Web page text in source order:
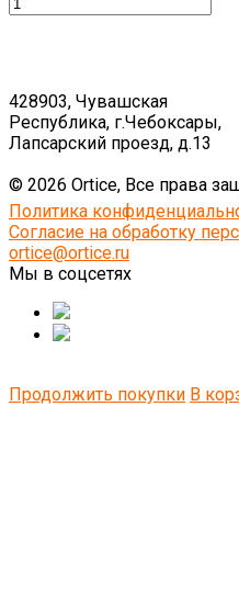
428903, Чувашская
Республика, г.Чебоксары,
Лапсарский проезд, д.13
© 2026 Ortice, Все права
Политика
Согласие на обработку
ortice@ortice.ru
Мы в соцсетях
Продолжить покупки В